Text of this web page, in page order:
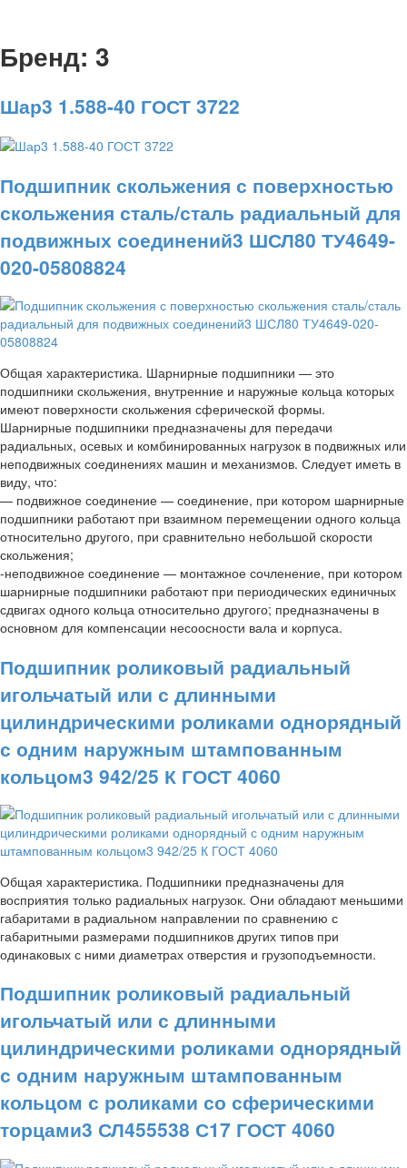
Бренд: 3
Шар3 1.588-40 ГОСТ 3722
Подшипник скольжения с поверхностью
скольжения сталь/сталь радиальный для
подвижных соединений3 ШСЛ80 ТУ4649-
020-05808824
Общая характеристика. Шарнирные подшипники — это
подшипники скольжения, внутренние и наружные кольца которых
имеют поверхности скольжения сферической формы.
Шарнирные подшипники предназначены для передачи
радиальных, осевых и комбинированных нагрузок в подвижных или
неподвижных соединениях машин и механизмов. Следует иметь в
виду, что:
— подвижное соединение — соединение, при котором шарнирные
подшипники работают при взаимном перемещении одного кольца
относительно другого, при сравнительно небольшой скорости
скольжения;
-неподвижное соединение — монтажное сочленение, при котором
шарнирные подшипники работают при периодических единичных
сдвигах одного кольца относительно другого; предназначены в
основном для компенсации несоосности вала и корпуса.
Подшипник роликовый радиальный
игольчатый или с длинными
цилиндрическими роликами однорядный
с одним наружным штампованным
кольцом3 942/25 К ГОСТ 4060
Общая характеристика. Подшипники предназначены для
восприятия только радиальных нагрузок. Они обладают меньшими
габаритами в радиальном направлении по сравнению с
габаритными размерами подшипников других типов при
одинаковых с ними диаметрах отверстия и грузоподъемности.
Подшипник роликовый радиальный
игольчатый или с длинными
цилиндрическими роликами однорядный
с одним наружным штампованным
кольцом с роликами со сферическими
торцами3 СЛ455538 С17 ГОСТ 4060